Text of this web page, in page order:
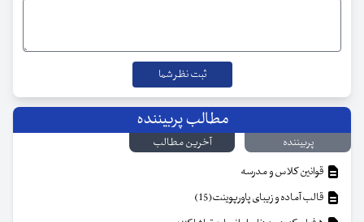
مطالب پربیننده
پربیننده
آخرین مطالب
قوانین کلاس و مدرسه
قالب آماده و زیبای پاورپوینت(15)